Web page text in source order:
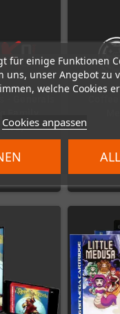
für einige Funktionen
unser Angebot zu
welche Cookies
Cookies anpassen
€